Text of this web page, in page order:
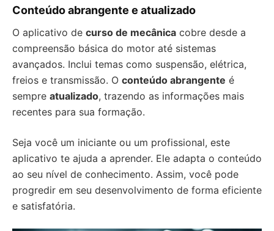
Conteúdo abrangente e atualizado
O aplicativo de curso de mecânica cobre desde a
compreensão básica do motor até sistemas
avançados. Inclui temas como suspensão, elétrica,
freios e transmissão. O conteúdo abrangente é
sempre atualizado, trazendo as informações mais
recentes para sua formação.
Seja você um iniciante ou um profissional, este
aplicativo te ajuda a aprender. Ele adapta o conteúdo
ao seu nível de conhecimento. Assim, você pode
progredir em seu desenvolvimento de forma eficiente
e satisfatória.